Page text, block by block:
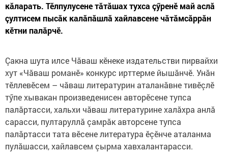
кăларать. Тӗлпулусене тăтăшах тухса çӳренӗ май аслă
çултисем пысăк калăпăшлă хайлавсене чăтăмсăррăн
кӗтни палăрчӗ.
Çакна шута илсе Чăваш кӗнеке издательстви пирвайхи
хут «Чăваш романӗ» конкурс ирттерме йышăнчӗ. Унăн
тӗллевӗсем – чăваш литературин аталанăвне тивӗçлӗ
тӳпе хывакан произведенисен авторӗсене тупса
палăртасси, хальхи чăваш литературине халăхра анлă
сарасси, пултаруллă çамрăк авторсене тупса
палăртасси тата вӗсене литература ӗçӗнче аталанма
пулăшасси, хайлавсем çырма хавхалантарасси.